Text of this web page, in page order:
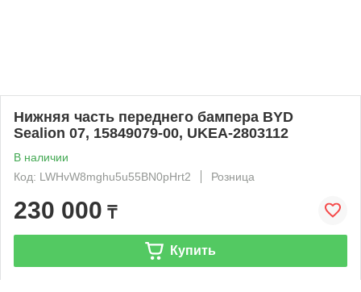
Нижняя часть переднего бампера BYD
Sealion 07, 15849079-00, UKEA-2803112
В наличии
Код: LWHvW8mghu5u55BN0pHrt2
Розница
230 000 ₸
Купить